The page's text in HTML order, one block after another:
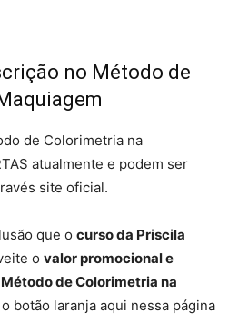
no Método de
de Colorimetria na
atualmente e podem ser
site oficial.
que o curso da Priscila
o valor promocional e
de Colorimetria na
botão laranja aqui nessa página